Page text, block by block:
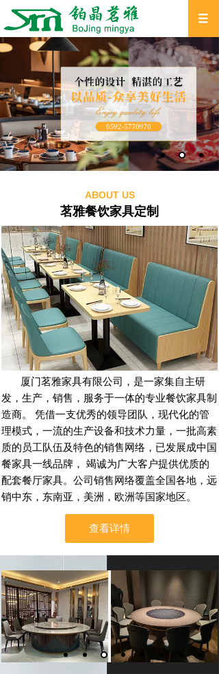
ABOUT US
茗雅餐饮家具定制
厦门茗雅家具有限公司，是一家集自主研
发，生产，销售，服务于一体的专业餐饮家具制
造商。 凭借一支优秀的领导团队，现代化的管
理模式，一流的生产设备和技术力量，一批高素
质的员工队伍及特色的销售网络，已发展成中国
餐家具一线品牌， 竭诚为广大客户提供优质的
配套餐厅家具。公司销售网络覆盖全国各地，远
销中东，东南亚，美洲，欧洲等国家地区。
查看详情